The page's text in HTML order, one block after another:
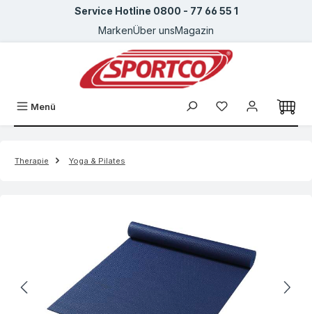
Zum Hauptinhalt springenService Hotline 0800 - 77 66 55 1
MarkenÜber unsMagazin
Menü
Therapie Yoga & Pilates